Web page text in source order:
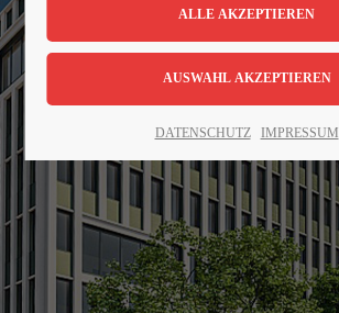
Lorem ipsum dolor sit amet:
24h/ 365days
We offer support for our customers
Mon - Fri 8:00am - 5:00pm(GMT +1)
DATENSCHUTZ IMPRESSUM